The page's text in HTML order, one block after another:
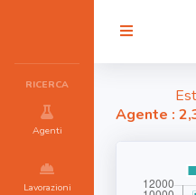
RICERCA
Agenti
Lavorazioni
Agente :